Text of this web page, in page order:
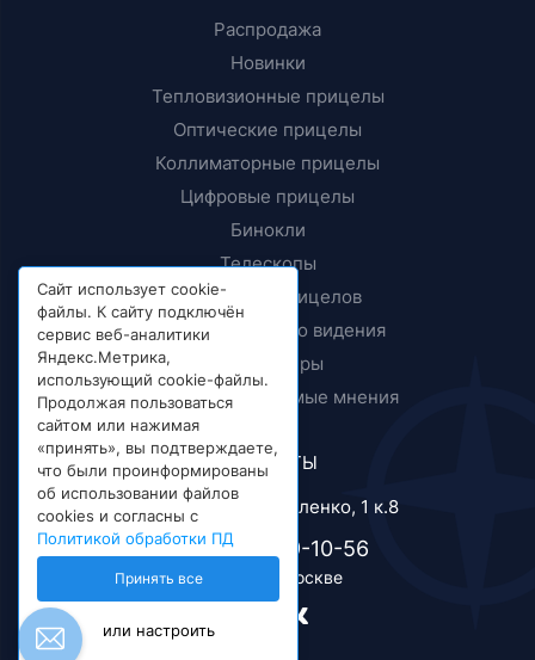
Распродажа
Новинки
Тепловизионные прицелы
Оптические прицелы
Коллиматорные прицелы
Цифровые прицелы
Бинокли
Телескопы
Крепления прицелов
Приборы ночного видения
Дальномеры
Тесты и независимые мнения
КОНТАКТЫ
г. Москва, ул. Короленко, 1 к.8
+7 (495) 989-10-56
Телефон в Москве
Сайт использует cookie-
файлы. К сайту подключён
сервис веб-аналитики
Яндекс.Метрика,
использующий cookie-файлы.
Продолжая пользоваться
сайтом или нажимая
«принять», вы подтверждаете,
что были проинформированы
об использовании файлов
cookies и согласны с
Политикой обработки ПД
Принять все
или настроить